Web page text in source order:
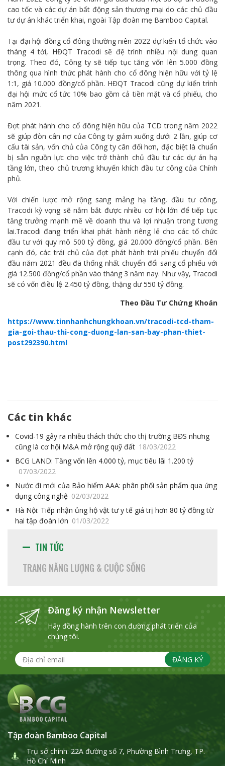
cao tốc và các dự án bất động sản thương mại do các chủ đầu
tư dự án khác triển khai, ngoài Tập đoàn mẹ Bamboo Capital.
Tại đại hội đồng cổ đông thường niên 2022 dự kiến tổ chức vào
tháng 4 tới, HĐQT Tracodi sẽ đệ trình nhiều nội dung quan
trọng. Theo đó, Công ty sẽ tiếp tục tăng vốn lên 5.000 đồng
thông qua hình thức phát hành cho cổ đông hiện hữu với tỷ lệ
1:1, giá 10.000 đồng/cổ phần. HĐQT Tracodi cũng dự kiến trình
đại hội mức cổ tức 10% bao gồm cả tiền mặt và cổ phiếu, cho
năm 2021.
Đợt phát hành cho cổ đông hiện hữu của TCD trong năm 2022
sẽ giúp đòn cân nợ của Công ty giảm xuống dưới 2 lần, giúp cơ
cấu tài sản, vốn chủ của Công ty cân đối hơn, đặc biệt là chuẩn
bị sẵn nguồn lực cho việc trở thành chủ đầu tư các dự án hạ
tầng lớn, theo chủ trương khuyến khích đầu tư công của Chính
phủ.
Với chiến lược mở rộng sang mảng hạ tầng, đầu tư công,
Tracodi kỳ vọng sẽ nắm bắt được nhiều cơ hội lớn để tiếp tục
tăng trưởng mạnh mẽ về doanh thu và lợi nhuận trong tương
lai.Tracodi đang triển khai phát hành riêng lẻ cho các tổ chức
đầu tư với quy mô 500 tỷ đồng, giá 20.000 đồng/cổ phần. Bên
cạnh đó, các trái chủ của đợt phát hành trái phiếu chuyển đổi
đầu năm 2021 đều đã thống nhất chuyển đổi sang cổ phiếu với
giá 12.500 đồng/cổ phần vào tháng 3 năm nay. Như vậy, Tracodi
sẽ có vốn điều lệ 2.450 tỷ đồng, thặng dư 550 tỷ đồng.
Theo Đầu Tư Chứng Khoán
https://www.tinnhanhchungkhoan.vn/tracodi-tcd-tham-
gia-goi-thau-thi-cong-duong-lan-san-bay-phan-thiet-
post292390.html
Các tin khác
Covid-19 gây ra nhiều thách thức cho thị trường BĐS nhưng
cũng là cơ hội M&A mở rộng quỹ đất 18/03/2022
BCG LAND: Tăng vốn lên 4.000 tỷ, mục tiêu lãi 1.200 tỷ
07/03/2022
Nước đi mới của Bảo hiểm AAA: phân phối sản phẩm qua ứng
dụng công nghệ 02/03/2022
Hà Nội: Tiếp nhận ủng hộ vật tư y tế giá trị hơn 80 tỷ đồng từ
hai tập đoàn lớn 01/03/2022
TIN TỨC
TRANG NĂNG LƯỢNG & CUỘC SỐNG
Đăng ký nhận Newsletter
Hãy đồng hành trên con đường phát triển của
chúng tôi.
ĐĂNG KÝ
Tập đoàn Bamboo Capital
Trụ sở chính: 22A đường số 7, Phường Bình Trưng, TP.
Hồ Chí Minh